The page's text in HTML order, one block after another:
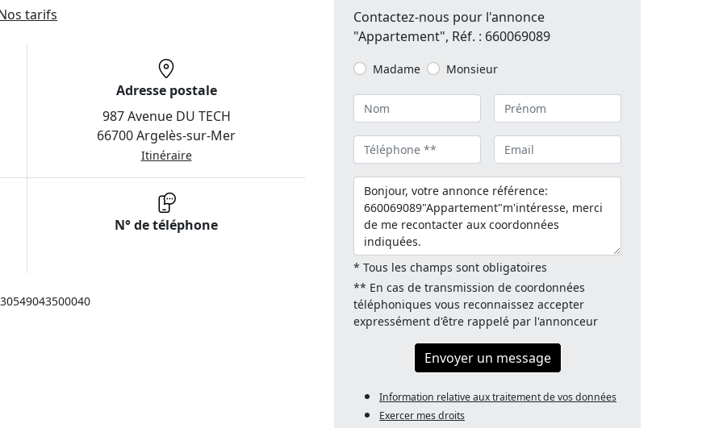
tarifs
Adresse postale
987 Avenue DU TECH
66700 Argelès-sur-Mer
Itinéraire
N° de téléphone
Contactez-nous pour l'annonce
"Appartement", Réf. : 660069089
Madame Monsieur
* Tous les champs sont obligatoires
** En cas de transmission de coordonnées
téléphoniques vous reconnaissez accepter
expressément d'être rappelé par l'annonceur
Envoyer un message
Information relative aux traitement de vos données
Exercer mes droits